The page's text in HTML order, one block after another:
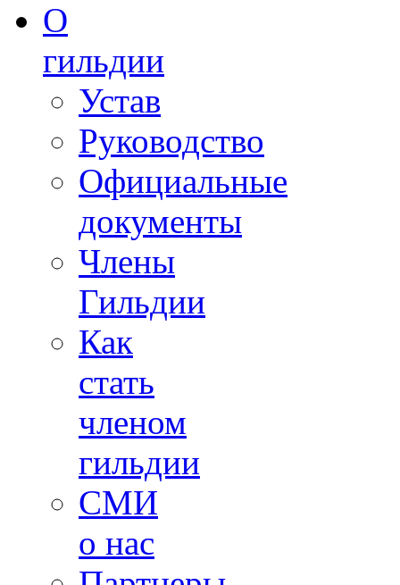
О
гильдии
Устав
Руководство
Официальные
документы
Члены
Гильдии
Как
стать
членом
гильдии
СМИ
о нас